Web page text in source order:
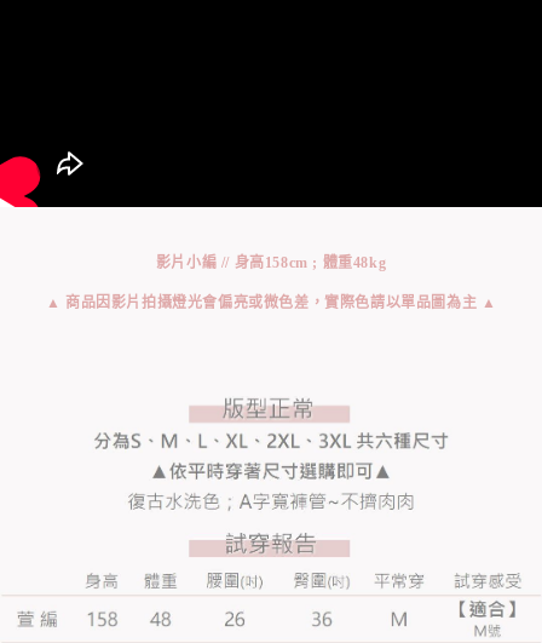
影片小編 // 身高158cm ; 體重48kg
▲ 商品因影片拍攝燈光會偏亮或微色差，實際色請以單品圖為主 ▲